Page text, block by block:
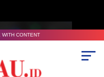
CONTENT